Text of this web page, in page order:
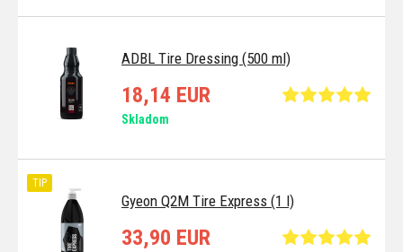
ADBL Tire Dressing (500 ml)
18,14 EUR
Skladom
Gyeon Q2M Tire Express (1 l)
TIP
33,90 EUR